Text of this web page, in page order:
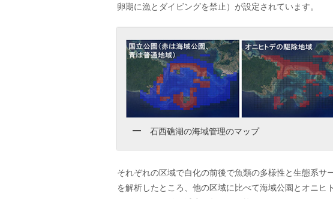
卵期に漁とダイビングを禁止）が設定されています。
石西礁湖の海域管理のマップ
それぞれの区域で白化の前後で魚類の多様性と生態系サ
を解析したところ、他の区域に比べて海域公園とオニヒ